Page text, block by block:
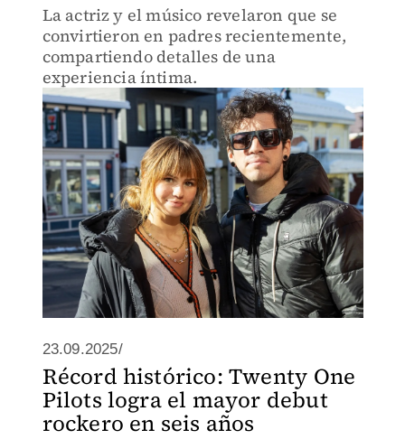
La actriz y el músico revelaron que se
convirtieron en padres recientemente,
compartiendo detalles de una
experiencia íntima.
23.09.2025/
Récord histórico: Twenty One
Pilots logra el mayor debut
rockero en seis años